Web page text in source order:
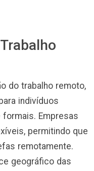
do trabalho remoto,
indivíduos
Empresas
permitindo que
remotamente.
geográfico das